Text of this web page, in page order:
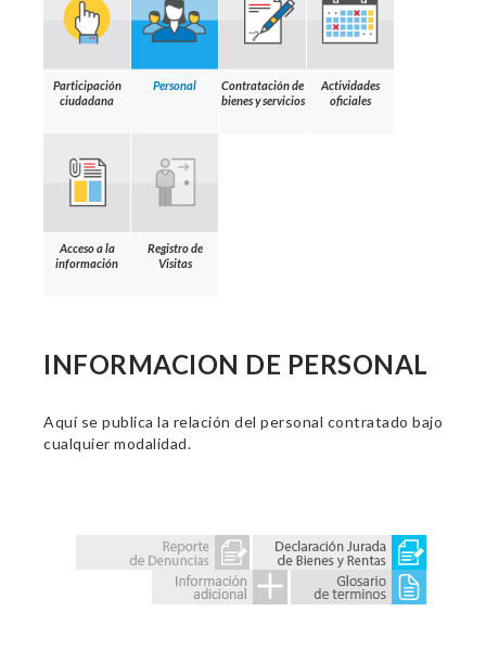
Participación
ciudadana
Personal
Contratación de
bienes y servicios
Actividades
oficiales
Acceso a la
información
Registro de
Visitas
INFORMACION DE PERSONAL
Aquí se publica la relación del personal contratado bajo
cualquier modalidad.